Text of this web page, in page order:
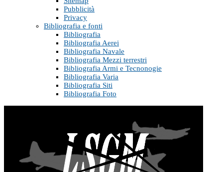
Pubblicità
Privacy
Bibliografia e fonti
Bibliografia
Bibliografia Aerei
Bibliografia Navale
Bibliografia Mezzi terrestri
Bibliografia Armi e Tecnonogie
Bibliografia Varia
Bibliografia Siti
Bibliografia Foto